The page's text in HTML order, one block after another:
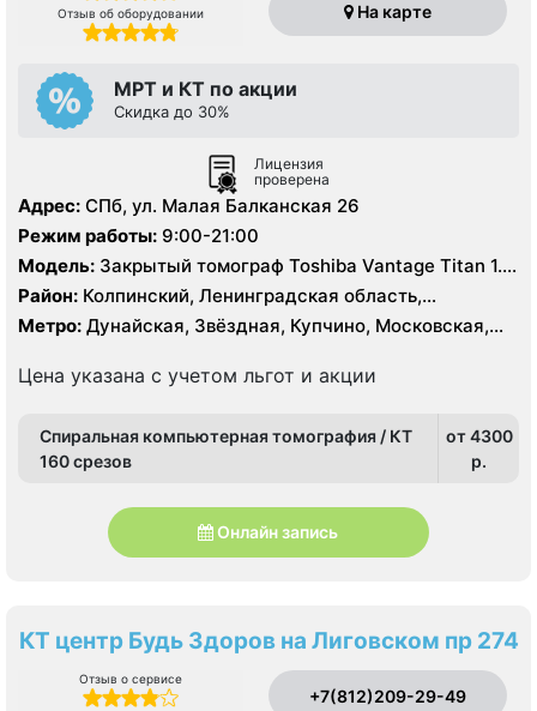
Отзыв об оборудовании На карте
МРТ и КТ по акции
Скидка до 30%
Лицензия
проверена
Адрес: СПб, ул. Малая Балканская 26
Режим работы: 9:00-21:00
Модель: Закрытый томограф Toshiba Vantage Titan 1.5
Тесла, КТ Toshiba Aquilion Prime 160 срезов, УЗИ
Toshiba Aplio 500
Район: Колпинский, Ленинградская область,
Московский, Пушкинский, Фрунзенский
Метро: Дунайская, Звёздная, Купчино, Московская,
Цена указана с учетом льгот и акции
Спиральная компьютерная томография / КТ
160 срезов
от 4300
p.
Онлайн запись
КТ центр Будь Здоров на Лиговском пр 274
Отзыв о сервисе
+7(812)209-29-49